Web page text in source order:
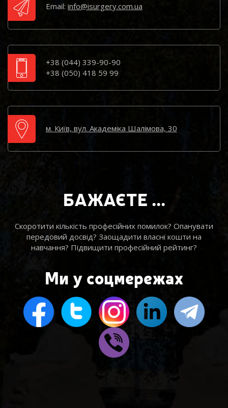
Email: info@isurgery.com.ua
+38 (044) 339-90-90
+38 (050) 418 59 99
м. Київ, вул. Академіка Шалімова, 30
БАЖАЄТЕ ...
Скоротити кількість професійних помилок? Опанувати
передовий досвід? Заощадити власні кошти на
навчання? Підвищити професійний рейтинг?
Ми у соцмережах